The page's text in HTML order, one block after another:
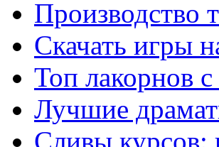
Производство
Скачать игры
Топ лакорнов
Лучшие
Сливы курсов: